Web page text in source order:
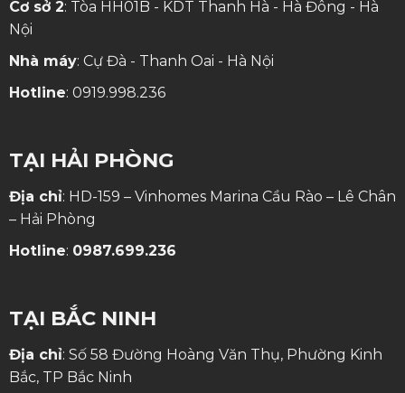
Cơ sở 2: Tòa HH01B - KDT Thanh Hà - Hà Đông - Hà
Nội
Nhà máy: Cự Đà - Thanh Oai - Hà Nội
Hotline: 0919.998.236
TẠI HẢI PHÒNG
Địa chỉ: HD-159 – Vinhomes Marina Cầu Rào – Lê Chân
– Hải Phòng
Hotline: 0987.699.236
TẠI BẮC NINH
Địa chỉ: Số 58 Đường Hoàng Văn Thụ, Phường Kinh
Bắc, TP Bắc Ninh